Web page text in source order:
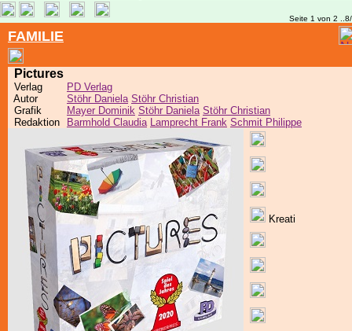
Seite 1 von 2
FAMILIE
Pictures
Verlag
PD Verlag
Autor
Stöhr Daniela Stöhr Christian
Grafik
Mayer Dominik Stöhr Daniela Stöhr Christian
Redaktion
Barmhold Claudia Lamprecht Frank Schmit Philippe
Kreati